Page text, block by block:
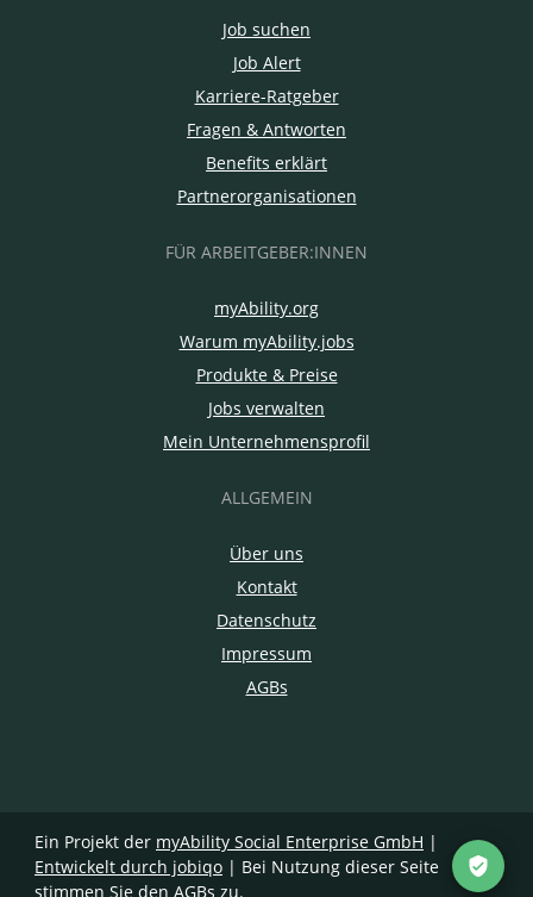
Job suchen
Job Alert
Karriere-Ratgeber
Fragen & Antworten
Benefits erklärt
Partnerorganisationen
FÜR ARBEITGEBER:INNEN
myAbility.org
Warum myAbility.jobs
Produkte & Preise
Jobs verwalten
Mein Unternehmensprofil
ALLGEMEIN
Über uns
Kontakt
Datenschutz
Impressum
AGBs
Ein Projekt der myAbility Social Enterprise GmbH |
Entwickelt durch jobiqo | Bei Nutzung dieser Seite
stimmen Sie den AGBs zu.